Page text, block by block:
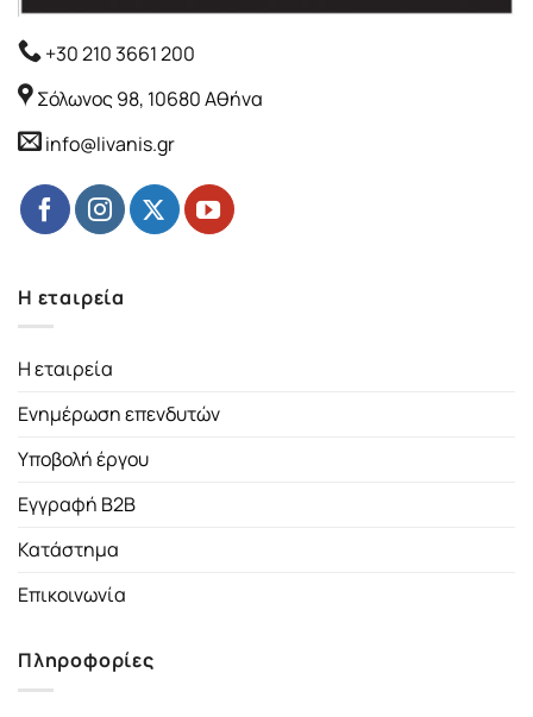
+30 210 3661 200
Σόλωνος 98, 10680 Αθήνα
info@livanis.gr
Η εταιρεία
Η εταιρεία
Ενημέρωση επενδυτών
Υποβολή έργου
Εγγραφή B2B
Κατάστημα
Επικοινωνία
Πληροφορίες